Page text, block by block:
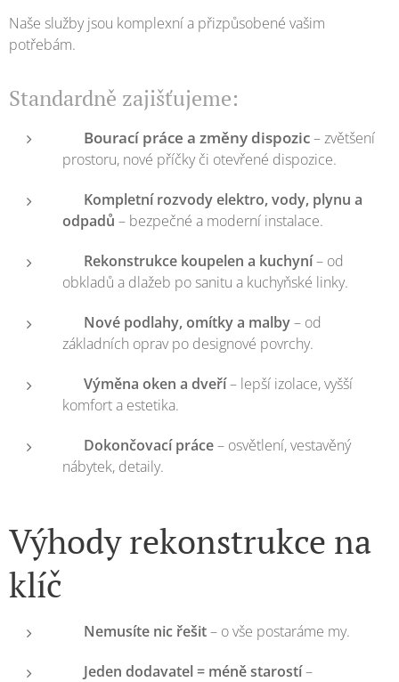
Naše služby jsou komplexní a přizpůsobené vašim
potřebám.
Standardně zajišťujeme:
Bourací práce a změny dispozic– zvětšení
prostoru, nové příčky či otevřené dispozice.
Kompletní rozvody elektro, vody, plynu a
odpadů – bezpečné a moderní instalace.
Rekonstrukce koupelen a kuchyní– od
obkladů a dlažeb po sanitu a kuchyňské linky.
Nové podlahy, omítky a malby– od
základních oprav po designové povrchy.
Výměna oken a dveří– lepší izolace, vyšší
komfort a estetika.
Dokončovací práce– osvětlení, vestavěný
nábytek, detaily.
Výhody rekonstrukce na
klíč
Nemusíte nic řešit– o vše postaráme my.
Jeden dodavatel = méně starostí–